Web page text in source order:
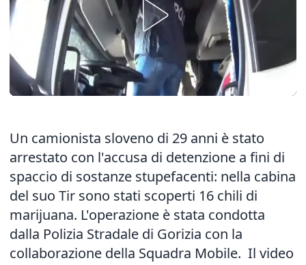
Un camionista sloveno di 29 anni è stato
arrestato con l'accusa di detenzione a fini di
spaccio di sostanze stupefacenti: nella cabina
del suo Tir sono stati scoperti 16 chili di
marijuana. L'operazione è stata condotta
dalla Polizia Stradale di Gorizia con la
collaborazione della Squadra Mobile. Il video